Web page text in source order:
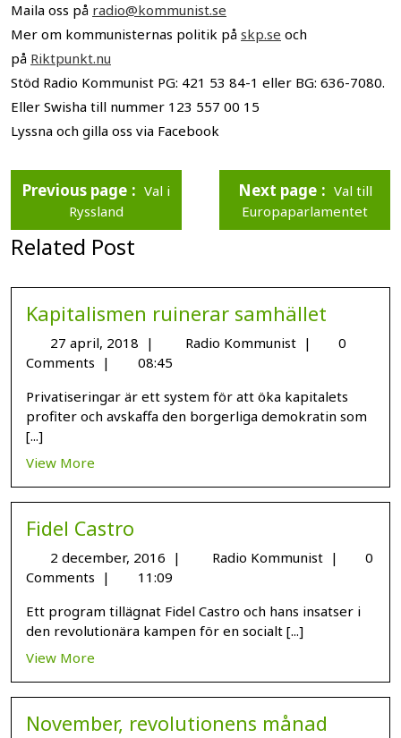
Maila oss på radio@kommunist.se
Mer om kommunisternas politik på skp.se och
på Riktpunkt.nu
Stöd Radio Kommunist PG: 421 53 84-1 eller BG: 636-7080.
Eller Swisha till nummer 123 557 00 15
Lyssna och gilla oss via Facebook
Previous page
Val i
Ryssland
Next page
Val till
Europaparlamentet
Related Post
Kapitalismen ruinerar samhället
27 april, 2018 | Radio Kommunist |
0
Comments |
08:45
Privatiseringar är ett system för att öka kapitalets
profiter och avskaffa den borgerliga demokratin som
[...]
View More
Fidel Castro
2 december, 2016 | Radio Kommunist |
0
Comments |
11:09
Ett program tillägnat Fidel Castro och hans insatser i
den revolutionära kampen för en socialt [...]
View More
November, revolutionens månad